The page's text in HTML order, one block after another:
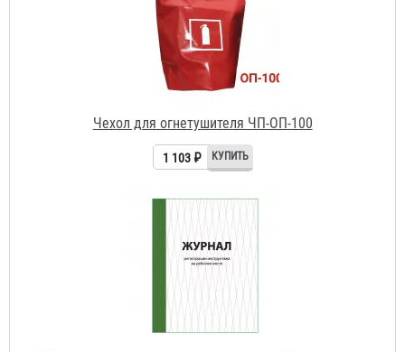
Чехол для огнетушителя ЧП-ОП-100
1 103 ₽
Журнал регистрации инструктажа на рабочем месте
156 ₽